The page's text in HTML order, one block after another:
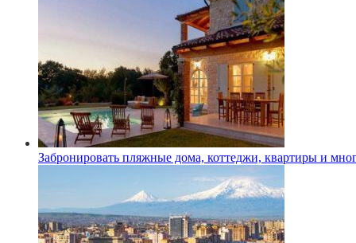
Забронировать пляжные дома, коттеджи, квартиры и